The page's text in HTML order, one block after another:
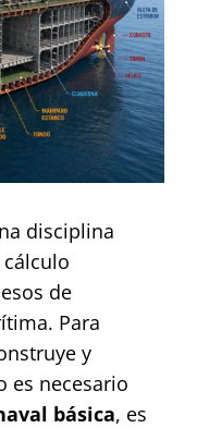
Vídeos
disciplina
de
Para
y
es necesario
básica, es